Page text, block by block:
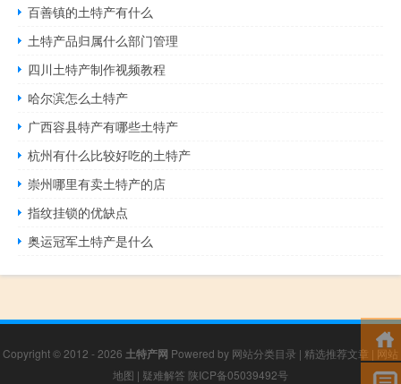
百善镇的土特产有什么
土特产品归属什么部门管理
四川土特产制作视频教程
哈尔滨怎么土特产
广西容县特产有哪些土特产
杭州有什么比较好吃的土特产
崇州哪里有卖土特产的店
指纹挂锁的优缺点
奥运冠军土特产是什么
Copyright © 2012 - 2026 土特产网 Powered by 网站分类目录 | 精选推荐文章 | 网站
地图 | 疑难解答 陕ICP备05039492号